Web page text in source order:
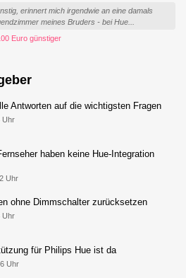
erinnert mich irgendwie an eine damals
meines Bruders - bei Hue...
Euro günstiger
Antworten auf die wichtigsten Fragen
Uhr
haben keine Hue-Integration
Uhr
ohne Dimmschalter zurücksetzen
Uhr
für Philips Hue ist da
Uhr